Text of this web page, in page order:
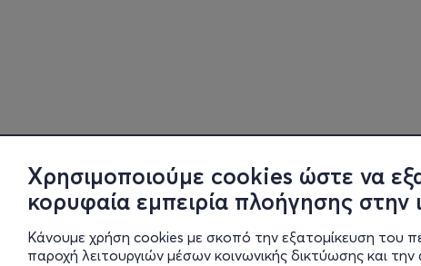
Χρησιμοποιούμε cookies ώστε να
κορυφαία εμπειρία πλοήγησης στην
Κάνουμε χρήση cookies με σκοπό την εξατομίκευση του
παροχή λειτουργιών μέσων κοινωνικής δικτύωσης και